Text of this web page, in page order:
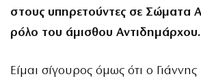
στους υπηρετούντες σε Σώματα
ρόλο του άμισθου Αντιδημάρχου.
Είμαι σίγουρος όμως ότι ο